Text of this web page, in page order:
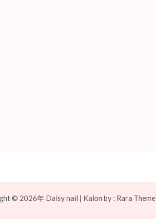
© 2026年 Daisy nail | Kalon by : Rara Theme